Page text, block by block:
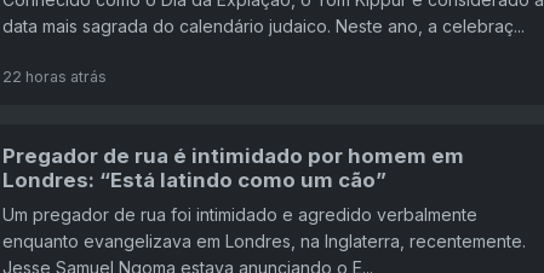
data mais sagrada do calendário judaico. Neste ano, a celebraç...
22 horas atrás
Pregador de rua é intimidado por homem em
Londres: “Está latindo como um cão”
Um pregador de rua foi intimidado e agredido verbalmente
enquanto evangelizava em Londres, na Inglaterra, recentemente.
Jesse Samuel Ngoma estava anunciando o E...